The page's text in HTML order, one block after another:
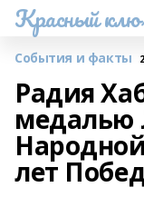
Красный
События и факты
Радия
медалью
лет